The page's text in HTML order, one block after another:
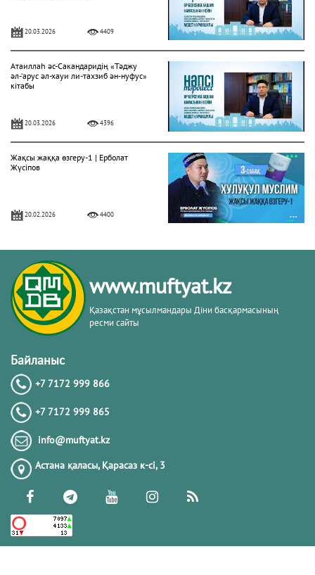
20.03.2026 4409
Атаиллаһ әс-Сакандаридің «Тәджу
әл-‘арус әл-хауи ли-тахзиб ән-нуфус»
кітабы
20.03.2026 4396
Жақсы жаққа өзгеру-1 | Ерболат
Жүсіпов
20.02.2026 4400
Жүрек сырлары 2-дәріс. Тәубе
тақырыбы. Әр-рисала әл-Қушайрия
кітабы негізінде
20.02.2026
20.02.2026
РАМАЗАН – РАХЫМ, КЕШІРІМ ЖӘНЕ
ТОЗАҚТАН ҚҰТЫЛУ АЙЫ
19.02.2026 7602
РАМАЗАН ҚАРСАҢЫНДАҒЫ
www.muftyat.kz
Қазақстан мұсылмандары Діни басқармасының
ресми сайты
Байланыс
+7 7172 999 866
+7 7172 999 865
info@muftyat.kz
Астана қаласы, Қарасаз к-сi, 3